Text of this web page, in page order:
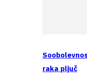
raka pljuč